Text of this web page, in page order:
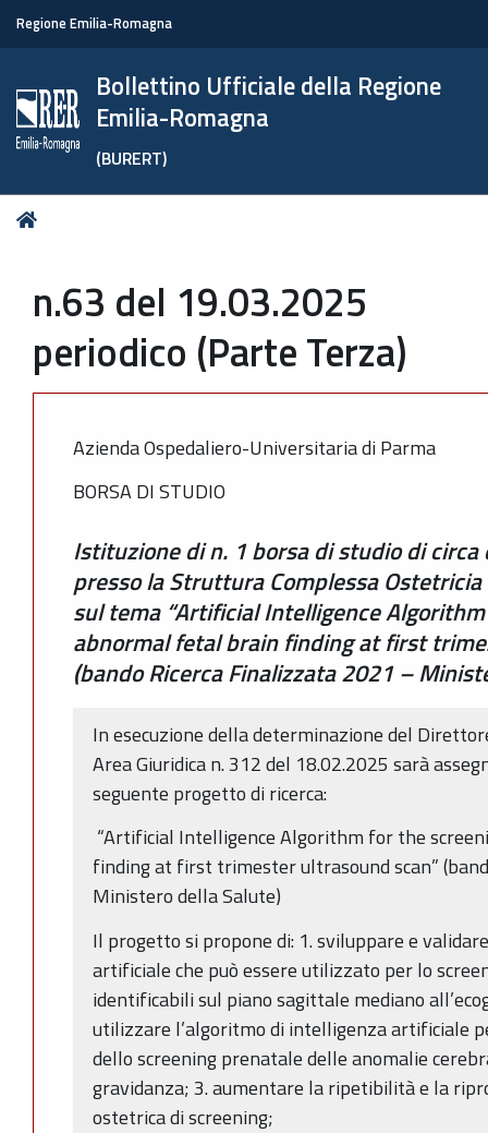
Regione Emilia-Romagna
Bollettino Ufficiale della Regione
Emilia-Romagna
(BURERT)
Tu
n.63 del 19.03.2025
periodico (Parte Terza)
Azienda Ospedaliero-Universitaria di Parma
BORSA DI STUDIO
Istituzione di n. 1 borsa di studio di circa
presso la Struttura Complessa
sul tema “Artificial Intelligence
abnormal fetal brain finding at first
(bando Ricerca Finalizzata 2021 –
In esecuzione della determinazione del
Area Giuridica n. 312 del 18.02.2025 sarà
seguente progetto di ricerca:
“Artificial Intelligence Algorithm for the
finding at first trimester ultrasound scan”
Ministero della Salute)
Il progetto si propone di: 1. sviluppare e
artificiale che può essere utilizzato per lo
identificabili sul piano sagittale mediano
utilizzare l’algoritmo di intelligenza artificiale
dello screening prenatale delle anomalie
gravidanza; 3. aumentare la ripetibilità e la
ostetrica di screening;